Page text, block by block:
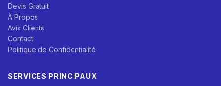
Devis Gratuit
À Propos
Avis Clients
Contact
Politique de Confidentialité
SERVICES PRINCIPAUX